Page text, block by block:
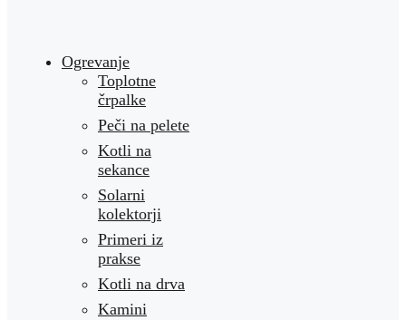
Ogrevanje
Toplotne
črpalke
Peči na pelete
Kotli na
sekance
Solarni
kolektorji
Primeri iz
prakse
Kotli na drva
Kamini